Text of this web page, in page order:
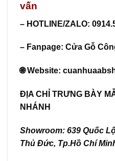
vấn
– HOTLINE/ZALO:
– Fanpage: Cửa Gỗ
🌐 Website:
ĐỊA CHỈ TRƯNG BÀY
NHÁNH
Showroom: 639 Quốc
Thủ Đức, Tp.Hồ Chí